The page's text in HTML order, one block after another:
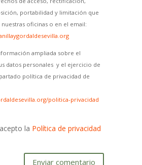
portabilidad y limitación que
oficinas o en el email:
ampliada sobre el
datos personales y el ejercicio de
política de privacidad de
politica-privacidad
la Política de privacidad
Enviar comentario